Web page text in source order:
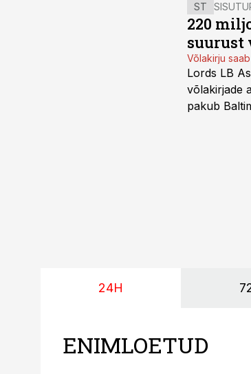
ST
220
suurust
Võlakirju
Lords LB
võlakirjade
pakub
24H
ENIMLOETUD